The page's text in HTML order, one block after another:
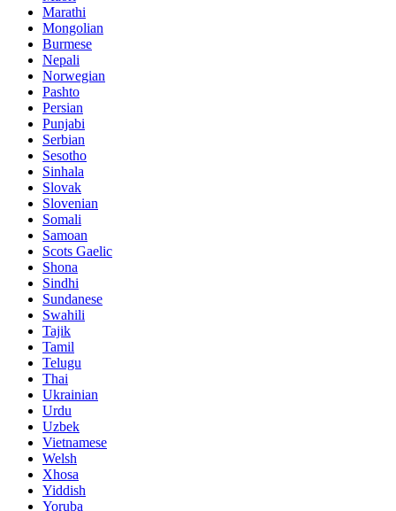
Marathi
Mongolian
Burmese
Nepali
Norwegian
Pashto
Persian
Punjabi
Serbian
Sesotho
Sinhala
Slovak
Slovenian
Somali
Samoan
Scots Gaelic
Shona
Sindhi
Sundanese
Swahili
Tajik
Tamil
Telugu
Thai
Ukrainian
Urdu
Uzbek
Vietnamese
Welsh
Xhosa
Yiddish
Yoruba